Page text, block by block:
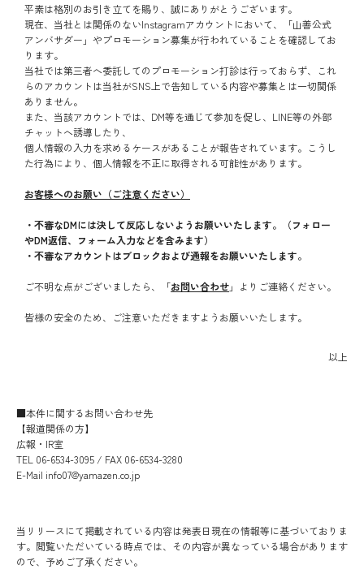
平素は格別のお引き立てを賜り、誠にありがとうございます。
現在、当社とは関係のないInstagramアカウントにおいて、「山善公式
アンバサダー」やプロモーション募集が行われていることを確認してお
ります。
当社では第三者へ委託してのプロモーション打診は行っておらず、これ
らのアカウントは当社がSNS上で告知している内容や募集とは一切関係
ありません。
また、当該アカウントでは、DM等を通じて参加を促し、LINE等の外部
チャットへ誘導したり、
個人情報の入力を求めるケースがあることが報告されています。こうし
た行為により、個人情報を不正に取得される可能性があります。
お客様へのお願い（ご注意ください）
・不審なDMには決して反応しないようお願いいたします。（フォロー
やDM返信、フォーム入力などを含みます）
・不審なアカウントはブロックおよび通報をお願いいたします。
ご不明な点がございましたら、「お問い合わせ」よりご連絡ください。
皆様の安全のため、ご注意いただきますようお願いいたします。
以上
■本件に関するお問い合わせ先
【報道関係の方】
広報・IR室
TEL 06-6534-3095 / FAX 06-6534-3280
E-Mail info07@yamazen.co.jp
当リリースにて掲載されている内容は発表日現在の情報等に基づいておりま
す。閲覧いただいている時点では、その内容が異なっている場合があります
ので、予めご了承ください。